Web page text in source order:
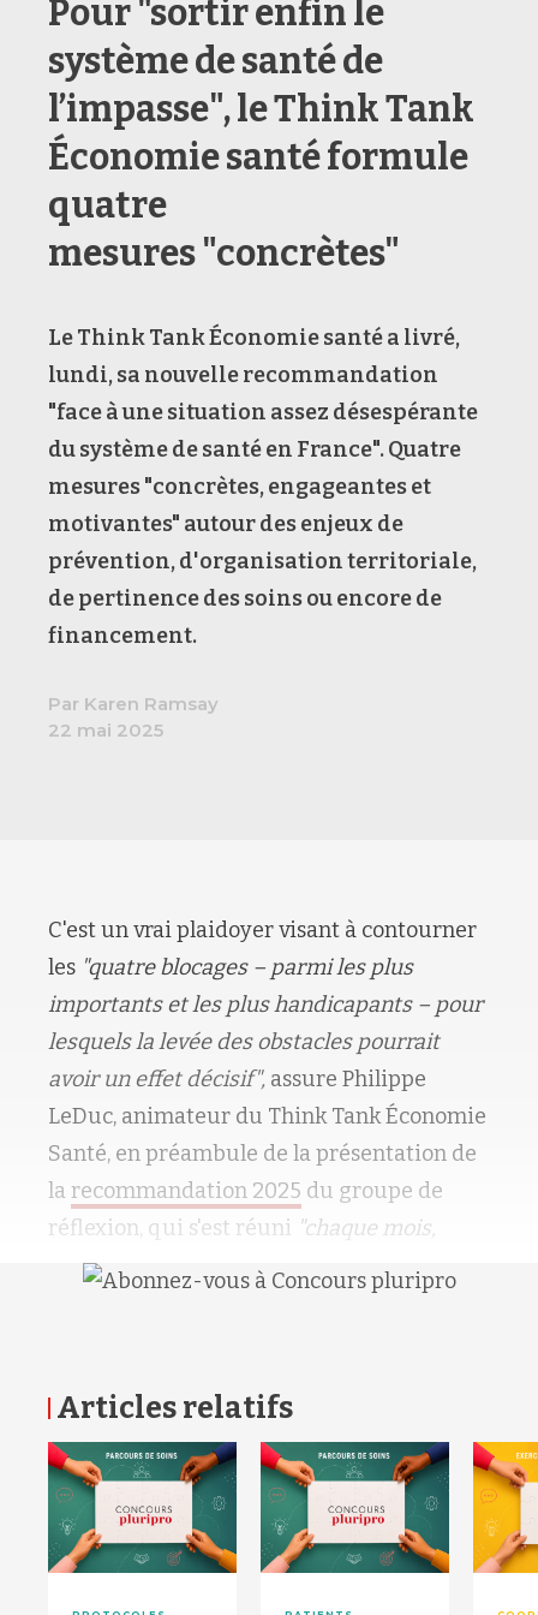
Pour "sortir enfin le
système de santé de
l’impasse", le Think Tank
Économie santé formule
quatre
mesures "concrètes"
Le Think Tank Économie santé a livré,
lundi, sa nouvelle recommandation
"face à une situation assez désespérante
du système de santé en France". Quatre
mesures "concrètes, engageantes et
motivantes" autour des enjeux de
prévention, d'organisation territoriale,
de pertinence des soins ou encore de
financement.
Par Karen Ramsay
22 mai 2025
C'est un vrai plaidoyer visant à contourner
les "quatre blocages – parmi les plus
importants et les plus handicapants – pour
lesquels la levée des obstacles pourrait
avoir un effet décisif", assure Philippe
LeDuc, animateur du Think Tank Économie
Santé, en préambule de la présentation de
larecommandation 2025 du groupe de
réflexion, qui s'est réuni "chaque mois,
Articles relatifs RETOUR HAUT DE PAGE